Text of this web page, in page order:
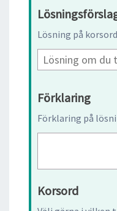
Lösning på
Förklaring
Förklaring på
Korsord